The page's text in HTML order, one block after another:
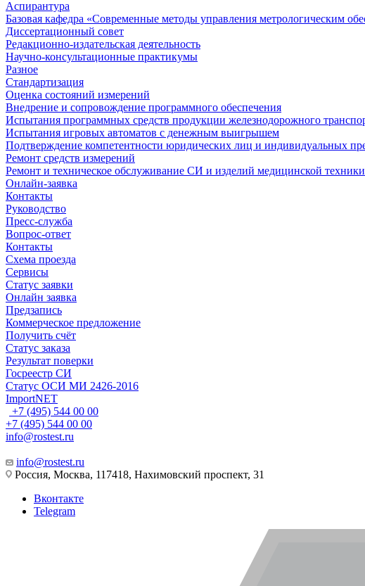
Аспирантура
Базовая кафедра «Современные методы управления метрологическим
Диссертационный совет
Редакционно-издательская деятельность
Научно-консультационные практикумы
Разное
Стандартизация
Оценка состояний измерений
Внедрение и сопровождение программного обеспечения
Испытания программных средств продукции железнодорожного
Испытания игровых автоматов с денежным выигрышем
Подтверждение компетентности юридических лиц и индивидуальных
Ремонт средств измерений
Ремонт и техническое обслуживание СИ и изделий медицинской техники
Онлайн-заявка
Контакты
Руководство
Пресс-служба
Вопрос-ответ
Контакты
Схема проезда
Сервисы
Статус заявки
Онлайн заявка
Предзапись
Коммерческое предложение
Получить счёт
Статус заказа
Результат поверки
Госреестр СИ
Статус ОСИ МИ 2426-2016
ImportNET
+7 (495) 544 00 00
+7 (495) 544 00 00
info@rostest.ru
info@rostest.ru
Россия, Москва, 117418, Нахимовский проспект, 31
Вконтакте
Telegram